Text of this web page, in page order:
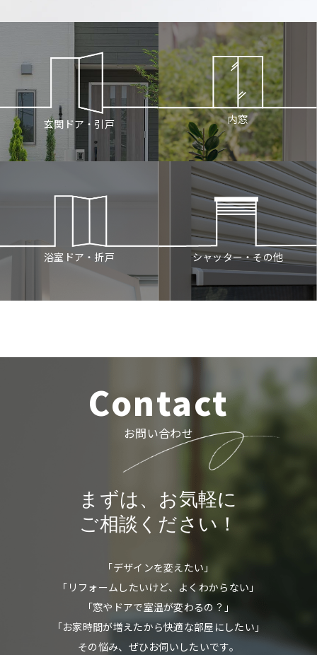
玄関ドア・引戸 内窓
浴室ドア・折戸 シャッター・その他
Contact
お問い合わせ
まずは、お気軽に
ご相談ください！
「デザインを変えたい」
「リフォームしたいけど、よくわからない」
「窓やドアで室温が変わるの？」
「お家時間が増えたから快適な部屋にしたい」
その悩み、ぜひお伺いしたいです。